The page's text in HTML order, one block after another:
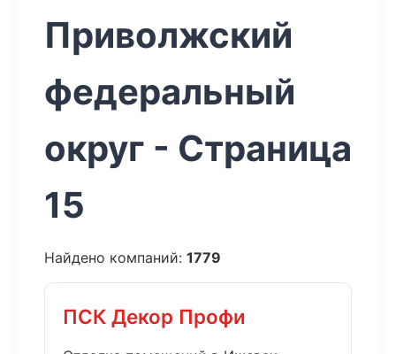
Приволжский
федеральный
округ - Страница
15
Найдено компаний: 1779
ПСК Декор Профи